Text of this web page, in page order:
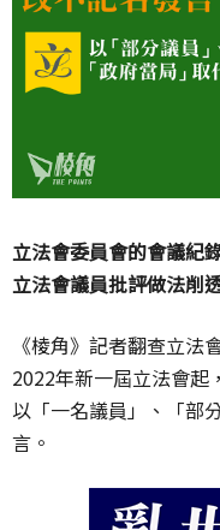
立法會委員會的會議紀
立法會議員批評做法削
《棱角》記者翻查立法
2022年新一屆立法會起
以「一名議員」、「部
言。